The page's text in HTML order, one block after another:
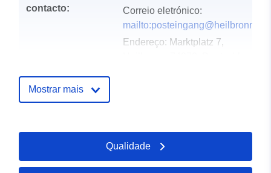
contacto:
Correio eletrónico:
mailto:posteingang@heilbronn.de
Endereço: Marktplatz 7,
Registo do
Atualizado em data.europa.eu:
04 August 2026
Mostrar mais
Qualidade